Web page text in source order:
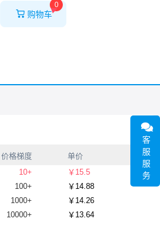
0
购物车
价格梯度
单价
10+
￥15.5
100+
￥14.88
1000+
￥14.26
10000+
￥13.64
客
服
服
务